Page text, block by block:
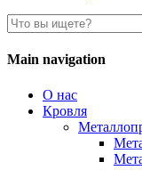
Main navigation
О нас
Кровля